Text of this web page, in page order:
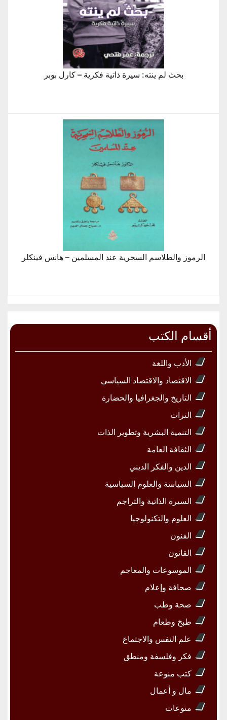
بحث لم ينته: سيرة ذاتية فكرية – كارل بوبر
الرموز والطلاسم السحرية عند المسلمين – هانس فينكلر
أقسام الكتب
الأدب واللغة
الاقتصاد والاقتصاد السياسي
التاريخ والجغرافيا والحضارة
التراث
التنمية البشرية وتطوير الذات
الثقافة العامة
الدين والفكر الديني
السياسة والعلوم السياسية
السيرة الذاتية والتراجم
العلوم والتكنولوجيا
الفنون
القانون
الموسوعات والمعاجم
صحافة وإعلام
صحة وطب
طبخ وطعام
علم النفس والاجتماع
فكر وفلسفة ومنطق
كتب منوعة
مال و أعمال
منوعات